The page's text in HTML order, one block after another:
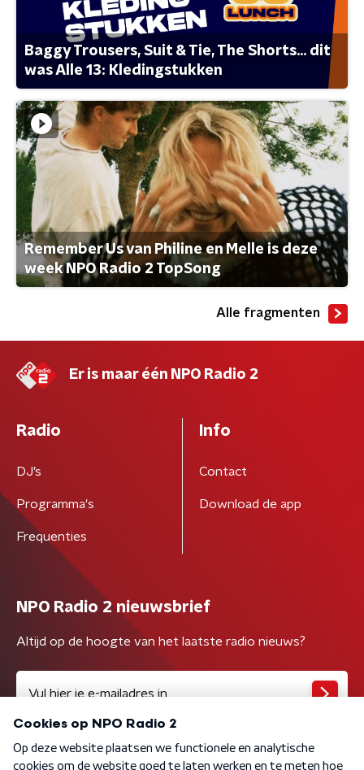
Baggy Trousers, Suit & Tie, The Shorts... dit
was Alle 13: Kledingstukken
Remember Us van Philine en Melle is deze
week NPO Radio 2 TopSong
Alle fragmenten
Er is maar één NPO Radio 2
Radio
DJ’s
Programma's
Frequenties
Info
Contact
Download de app
NPO Radio 2 nieuwsbrief
Altijd op de hoogte van het laatste radio nieuws?